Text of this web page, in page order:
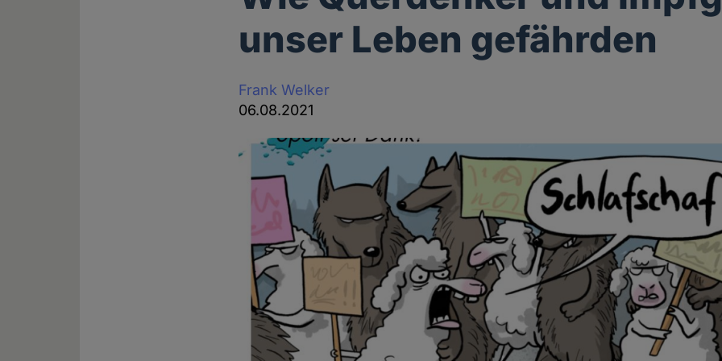
unser Leben gefährden
Frank Welker
06.08.2021